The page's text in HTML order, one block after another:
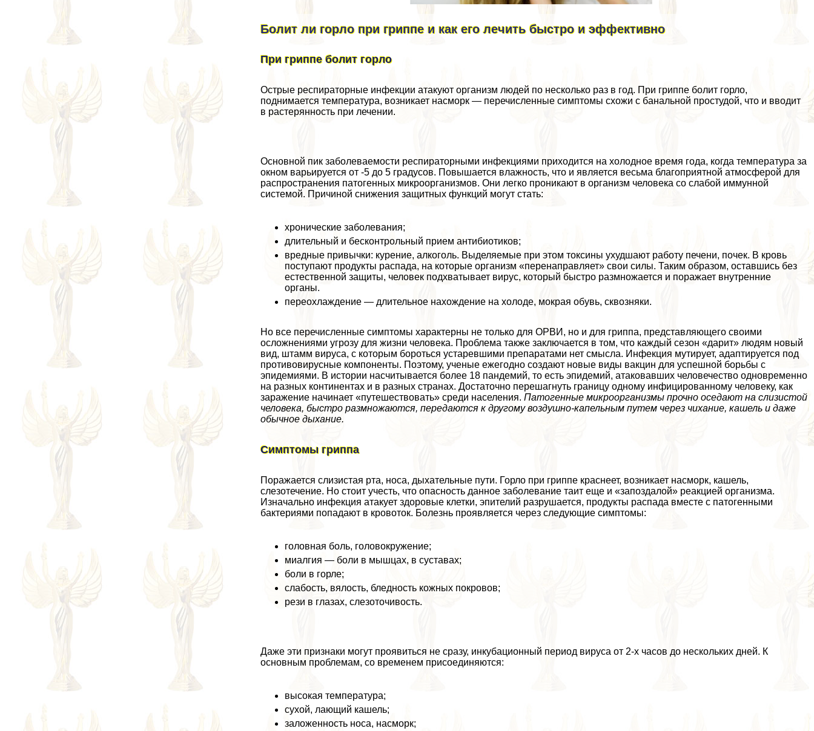
Болит ли горло при гриппе и как его лечить быстро и эффективно
При гриппе болит горло
Острые респираторные инфекции атакуют организм людей по несколько раз в год. При гриппе болит горло,
поднимается температура, возникает насморк — перечисленные симптомы схожи с бaнaльной простудой, что и вводит
в растерянность при лечении.
Основной пик заболеваемости респираторными инфекциями приходится на холодное время года, когда температура за
окном варьируется от -5 до 5 градусов. Повышается влажность, что и является весьма благоприятной атмосферой для
распространения патогенных микроорганизмов. Они легко проникают в организм человека со слабой иммунной
системой. Причиной снижения защитных функций могут стать:
хронические заболевания;
длительный и бесконтрольный прием антибиотиков;
вредные привычки: курение, алкоголь. Выделяемые при этом токсины ухудшают работу печени, почек. В кровь
поступают продукты распада, на которые организм «перенаправляет» свои силы. Таким образом, оставшись без
естественной защиты, человек подхватывает вирус, который быстро размножается и поражает внутренние
органы.
переохлаждение — длительное нахождение на холоде, мокрая обувь, сквозняки.
Но все перечисленные симптомы хаpaктерны не только для ОРВИ, но и для гриппа, представляющего своими
осложнениями угрозу для жизни человека. Проблема также заключается в том, что каждый сезон «дарит» людям новый
вид, штамм вируса, с которым бороться устаревшими препаратами нет смысла. Инфекция мутирует, адаптируется под
противовирусные компоненты. Поэтому, ученые ежегодно создают новые виды вакцин для успешной борьбы с
эпидемиями. В истории насчитывается более 18 пандемий, то есть эпидемий, атаковавших человечество одновременно
на разных континентах и в разных странах. Достаточно перешагнуть границу одному инфицированному человеку, как
заражение начинает «путешествовать» среди населения.Патогенные микроорганизмы прочно оседают на слизистой
человека, быстро размножаются, передаются к другому воздушно-капельным путем через чихание, кашель и даже
обычное дыхание.
Симптомы гриппа
Поражается слизистая рта, носа, дыхательные пути. Горло при гриппе краснеет, возникает насморк, кашель,
слезотечение. Но стоит учесть, что опасность данное заболевание таит еще и «запоздалой» реакцией организма.
Изначально инфекция атакует здоровые клетки, эпителий разрушается, продукты распада вместе с патогенными
бактериями попадают в кровоток. Болезнь проявляется через следующие симптомы:
головная боль, головокружение;
миалгия — боли в мышцах, в суставах;
боли в горле;
слабость, вялость, бледность кожных покровов;
рези в глазах, слезоточивость.
Даже эти признаки могут проявиться не сразу, инкубационный период вируса от 2-х часов до нескольких дней. К
основным проблемам, со временем присоединяются:
высокая температура;
сухой, лающий кашель;
заложенность носа, насморк;